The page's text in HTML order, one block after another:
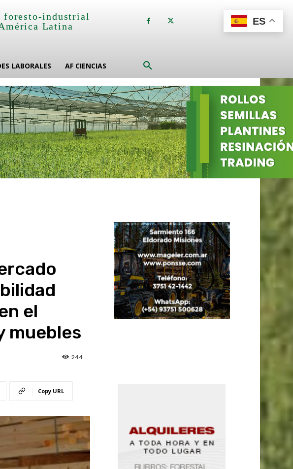
foresto-industrial
Latina
LABORALES AF CIENCIAS
el
muebles
244
Copy URL
ES